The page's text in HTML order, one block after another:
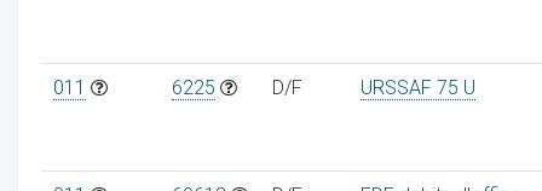
011 6225 D/F URSSAF 75 U